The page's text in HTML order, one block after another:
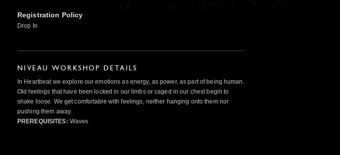
Registration Policy
Drop In
NIVEAU WORKSHOP DETAILS
In Heartbeat we explore our emotions as energy, as power, as part of being human.
Old feelings that have been locked in our limbs or caged in our chest begin to
shake loose. We get comfortable with feelings, neither hanging onto them nor
pushing them away.
PREREQUISITES: Waves